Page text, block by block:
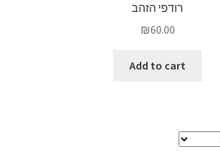
רודפי הזהב
₪60.00
Add to cart